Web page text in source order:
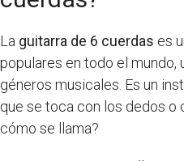
La guitarra de 6 cuerdas es
populares en todo el mundo,
géneros musicales. Es un
que se toca con los dedos o
cómo se llama?